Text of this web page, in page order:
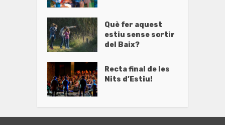
Què fer aquest
estiu sense sortir
del Baix?
Recta final de les
Nits d’Estiu!